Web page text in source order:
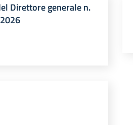
Direttore generale n.